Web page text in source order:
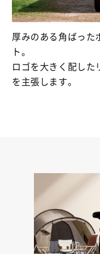
厚みのある角ばった
ト。
ロゴを大きく配した
を主張します。